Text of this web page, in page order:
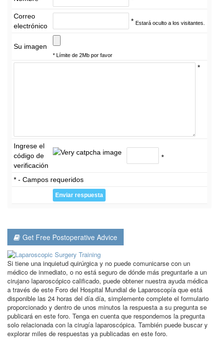
Correo
electrónico
* Estará oculto a los visitantes.
Su imagen
* Límite de 2Mb por favor
*
Ingrese el
código de
verificación
*
* - Campos requeridos
Get Free Postoperative Advice
Si tiene una inquietud quirúrgica y no puede comunicarse con un
médico de inmediato, o no está seguro de dónde más preguntarle a un
cirujano laparoscópico calificado, puede obtener nuestra ayuda médica
a través de este Foro del Hospital Mundial de Laparoscopía que está
disponible las 24 horas del día día, simplemente complete el formulario
proporcionado y dentro de unos minutos la respuesta a su pregunta se
publicará en este foro. Tenga en cuenta que respondemos la pregunta
solo relacionada con la cirugía laparoscópica. También puede buscar y
explorar miles de respuestas ya publicadas en este foro.